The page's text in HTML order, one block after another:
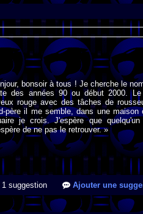
bonsoir à tous ! Je cherche le
des années 90 ou début 2000.
rouge avec des tâches de
père il me semble, dans une
je crois. J'espère que
de ne pas le retrouver. »
suggestion Ajouter une